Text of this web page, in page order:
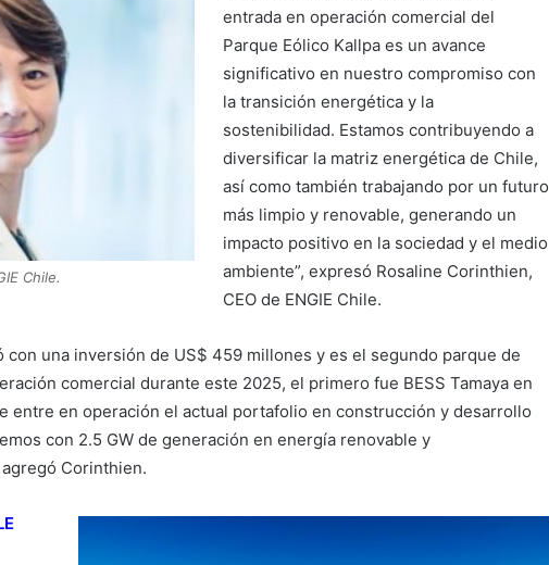
Chile.
entrada en operación comercial del
Parque Eólico Kallpa es un avance
significativo en nuestro compromiso con
la transición energética y la
sostenibilidad. Estamos contribuyendo a
diversificar la matriz energética de Chile,
así como también trabajando por un futuro
más limpio y renovable, generando un
impacto positivo en la sociedad y el medio
ambiente”, expresó Rosaline Corinthien,
CEO de ENGIE Chile.
con una inversión de US$ 459 millones y es el segundo parque de
comercial durante este 2025, el primero fue BESS Tamaya en
entre en operación el actual portafolio en construcción y desarrollo
con 2.5 GW de generación en energía renovable y
Corinthien.